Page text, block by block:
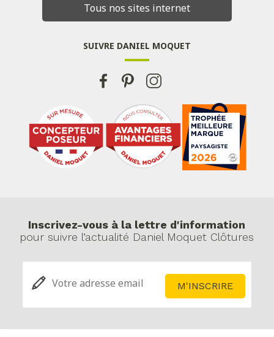
Tous nos sites internet
SUIVRE DANIEL MOQUET
Inscrivez-vous à la lettre d'information
pour suivre l’actualité Daniel Moquet Clôtures